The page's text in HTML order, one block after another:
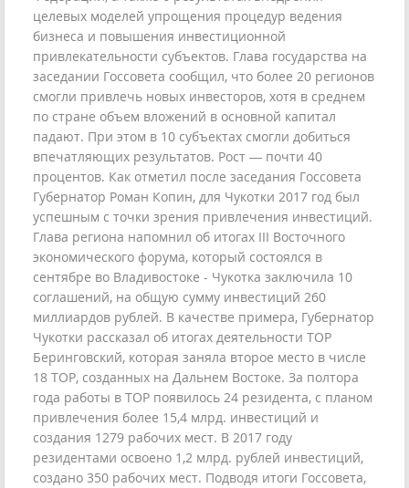
целевых моделей упрощения процедур ведения
бизнеса и повышения инвестиционной
привлекательности субъектов. Глава государства на
заседании Госсовета сообщил, что более 20 регионов
смогли привлечь новых инвесторов, хотя в среднем
по стране объем вложений в основной капитал
падают. При этом в 10 субъектах смогли добиться
впечатляющих результатов. Рост — почти 40
процентов. Как отметил после заседания Госсовета
Губернатор Роман Копин, для Чукотки 2017 год был
успешным с точки зрения привлечения инвестиций.
Глава региона напомнил об итогах III Восточного
экономического форума, который состоялся в
сентябре во Владивостоке - Чукотка заключила 10
соглашений, на общую сумму инвестиций 260
миллиардов рублей. В качестве примера, Губернатор
Чукотки рассказал об итогах деятельности ТОР
Беринговский, которая заняла второе место в числе
18 ТОР, созданных на Дальнем Востоке. За полтора
года работы в ТОР появилось 24 резидента, с планом
привлечения более 15,4 млрд. инвестиций и
создания 1279 рабочих мест. В 2017 году
резидентами освоено 1,2 млрд. рублей инвестиций,
создано 350 рабочих мест. Подводя итоги Госсовета,